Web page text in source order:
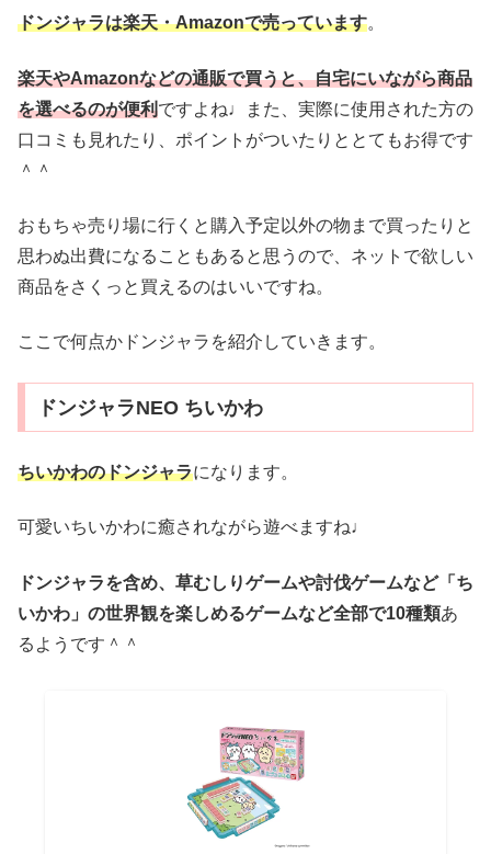
ドンジャラは楽天・Amazonで売っています。
楽天やAmazonなどの通販で買うと、自宅にいながら商品
を選べるのが便利ですよね♩また、実際に使用された方の
口コミも見れたり、ポイントがついたりととてもお得です
＾＾
おもちゃ売り場に行くと購入予定以外の物まで買ったりと
思わぬ出費になることもあると思うので、ネットで欲しい
商品をさくっと買えるのはいいですね。
ここで何点かドンジャラを紹介していきます。
ドンジャラNEO ちいかわ
ちいかわのドンジャラになります。
可愛いちいかわに癒されながら遊べますね♩
ドンジャラを含め、草むしりゲームや討伐ゲームなど「ち
いかわ」の世界観を楽しめるゲームなど全部で10種類あ
るようです＾＾